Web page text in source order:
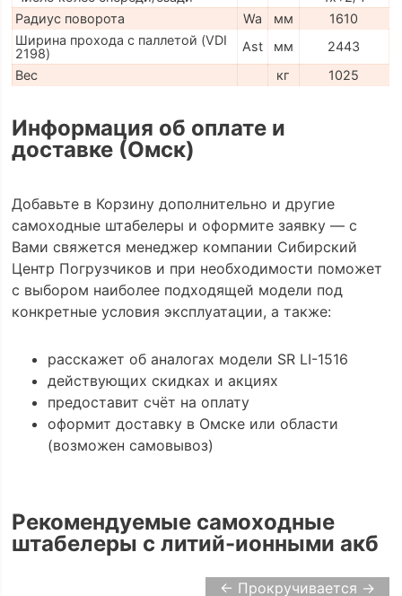
Радиус поворота
Wa мм
1610
Ширина прохода с паллетой (VDI
2198)
Ast мм
2443
Вес
кг 1025
Информация об оплате и
доставке (Омск)
Добавьте в Корзину дополнительно и другие
самоходные штабелеры и оформите заявку — с
Вами свяжется менеджер компании Сибирский
Центр Погрузчиков и при необходимости поможет
с выбором наиболее подходящей модели под
конкретные условия эксплуатации, а также:
расскажет об аналогах модели SR LI-1516
действующих скидках и акциях
предоставит счёт на оплату
оформит доставку в Омске или области
(возможен самовывоз)
Рекомендуемые самоходные
штабелеры с литий-ионными акб
← Прокручивается →